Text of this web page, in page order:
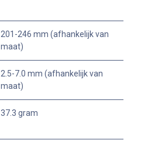
201-246 mm (afhankelijk van
maat)
2.5-7.0 mm (afhankelijk van
maat)
37.3 gram